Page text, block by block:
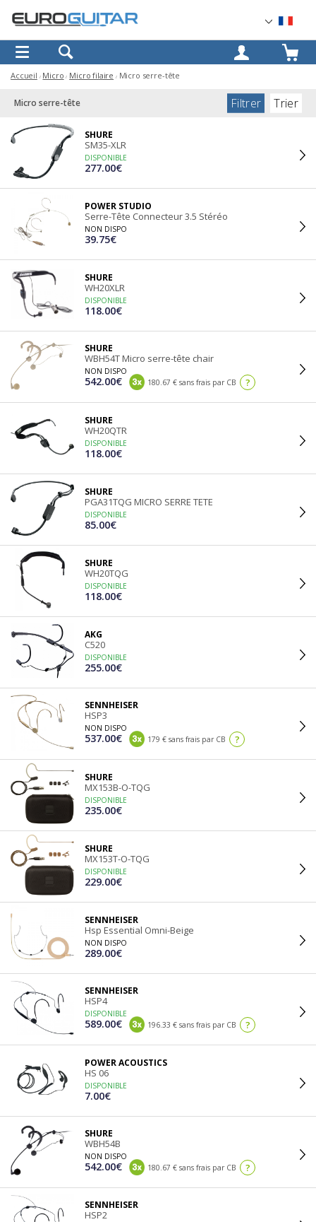
OK
Accueil Micro Micro filaire Micro serre-tête
Micro serre-tête Filtrer Trier
SHURE
SM35-XLR
DISPONIBLE
277.00€
POWER STUDIO
Serre-Tête Connecteur 3.5 Stéréo
NON DISPO
39.75€
SHURE
WH20XLR
DISPONIBLE
118.00€
SHURE
WBH54T Micro serre-tête chair
NON DISPO
542.00€ 180.67 € sans frais par CB ?
SHURE
WH20QTR
DISPONIBLE
118.00€
SHURE
PGA31TQG MICRO SERRE TETE
DISPONIBLE
85.00€
SHURE
WH20TQG
DISPONIBLE
118.00€
AKG
C520
DISPONIBLE
255.00€
SENNHEISER
HSP3
NON DISPO
537.00€ 179 € sans frais par CB ?
SHURE
MX153B-O-TQG
DISPONIBLE
235.00€
SHURE
MX153T-O-TQG
DISPONIBLE
229.00€
SENNHEISER
Hsp Essential Omni-Beige
NON DISPO
289.00€
SENNHEISER
HSP4
DISPONIBLE
589.00€ 196.33 € sans frais par CB ?
POWER ACOUSTICS
HS 06
DISPONIBLE
7.00€
SHURE
WBH54B
NON DISPO
542.00€ 180.67 € sans frais par CB ?
SENNHEISER
HSP2